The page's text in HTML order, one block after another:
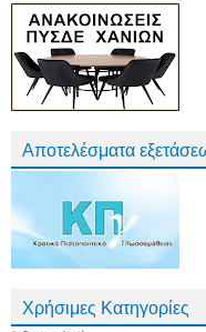
Αποτελέσματα
Χρήσιμες Κατηγορίες